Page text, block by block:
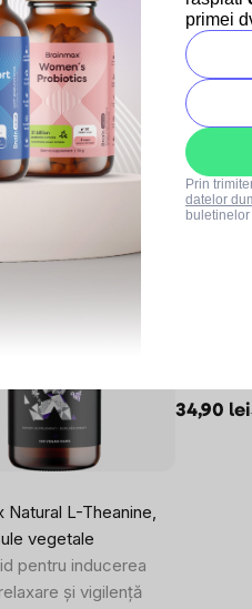
Produse
Natural L-Theanine,
vegetale
pentru inducerea
și vigilență
34,90 lei
primei
Prin
datelor